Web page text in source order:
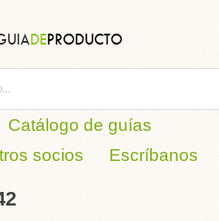
Catálogo de guías
socios Escríbanos